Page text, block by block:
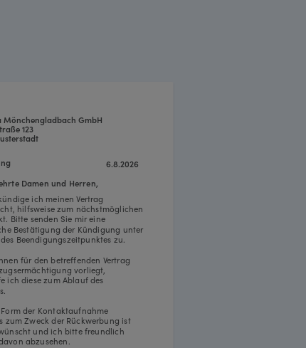
6.8.2026
Mönchengladbach GmbH
123
ich meinen Vertrag
hilfsweise zum nächstmöglichen
Bitte senden Sie mir eine
Bestätigung der Kündigung unter
Beendigungszeitpunktes zu.
für den betreffenden Vertrag
vorliegt,
ich diese zum Ablauf des
Form der Kontaktaufnahme
zum Zweck der Rückwerbung ist
und ich bitte freundlich
abzusehen.
Damen und Herren,